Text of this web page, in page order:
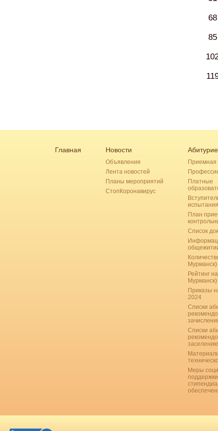
68
85
Главная Новости
Объявления
Лента новостей
Планы мероприятий
СтопКоронавирус
Приемная
Платные
испытания
План
Список
Мурманск)
Рейтинг
Мурманск)
Приказы
2024
Списки
Списки
Меры